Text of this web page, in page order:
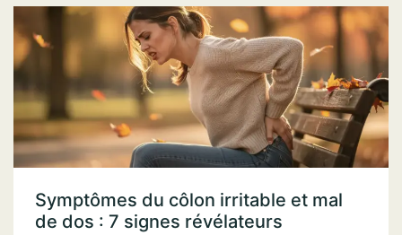
Symptômes du côlon irritable et mal
de dos : 7 signes révélateurs